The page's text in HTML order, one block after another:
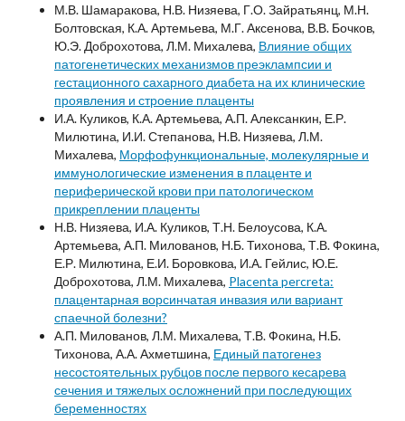
М.В. Шамаракова, Н.В. Низяева, Г.О. Зайратьянц, М.Н.
Болтовская, К.А. Артемьева, М.Г. Аксенова, В.В. Бочков,
Ю.Э. Доброхотова, Л.М. Михалева, Влияние общих
патогенетических механизмов преэклампсии и
гестационного сахарного диабета на их клинические
проявления и строение плаценты
И.А. Куликов, К.А. Артемьева, А.П. Алексанкин, Е.Р.
Милютина, И.И. Степанова, Н.В. Низяева, Л.М.
Михалева, Морфофункциональные, молекулярные и
иммунологические изменения в плаценте и
периферической крови при патологическом
прикреплении плаценты
Н.В. Низяева, И.А. Куликов, Т.Н. Белоусова, К.А.
Артемьева, А.П. Милованов, Н.Б. Тихонова, Т.В. Фокина,
Е.Р. Милютина, Е.И. Боровкова, И.А. Гейлис, Ю.Е.
Доброхотова, Л.М. Михалева, Placenta percreta:
плацентарная ворсинчатая инвазия или вариант
спаечной болезни?
А.П. Милованов, Л.М. Михалева, Т.В. Фокина, Н.Б.
Тихонова, А.А. Ахметшина, Единый патогенез
несостоятельных рубцов после первого кесарева
сечения и тяжелых осложнений при последующих
беременностях